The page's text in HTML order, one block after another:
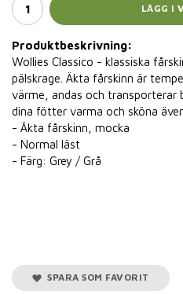
LÄGG I
Produktbeskrivning:
Wollies Classico - klassiska
pälskrage. Äkta fårskinn är
värme, andas och
dina fötter varma och sköna
- Äkta fårskinn, mocka
- Normal läst
- Färg: Grey / Grå
SPARA SOM FAVORIT